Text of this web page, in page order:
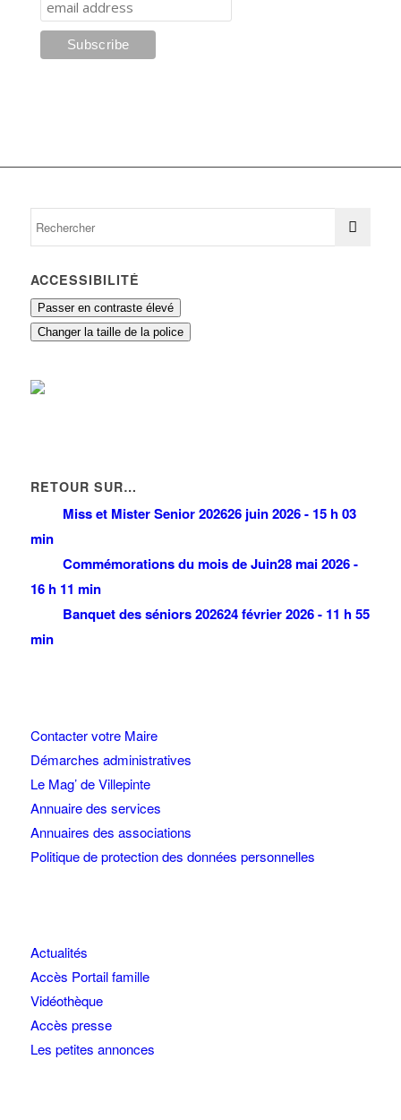
ACCESSIBILITÉ
Passer en contraste élevé
Changer la taille de la police
RETOUR SUR…
Miss et Mister Senior 202626 juin 2026 - 15 h 03
min
Commémorations du mois de Juin28 mai 2026 -
16 h 11 min
Banquet des séniors 202624 février 2026 - 11 h 55
min
Contacter votre Maire
Démarches administratives
Le Mag’ de Villepinte
Annuaire des services
Annuaires des associations
Politique de protection des données personnelles
Actualités
Accès Portail famille
Vidéothèque
Accès presse
Les petites annonces